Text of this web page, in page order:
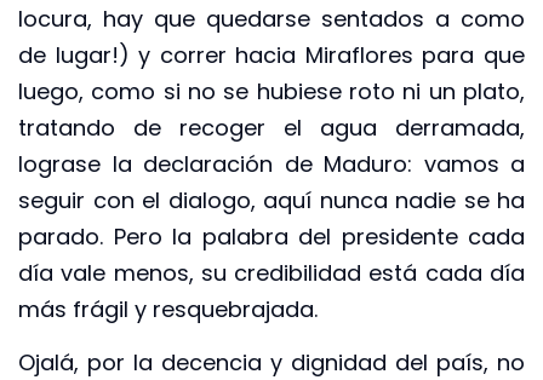
locura, hay que quedarse sentados a como
de lugar!) y correr hacia Miraflores para que
luego, como si no se hubiese roto ni un plato,
tratando de recoger el agua derramada,
lograse la declaración de Maduro: vamos a
seguir con el dialogo, aquí nunca nadie se ha
parado. Pero la palabra del presidente cada
día vale menos, su credibilidad está cada día
más frágil y resquebrajada.
Ojalá, por la decencia y dignidad del país, no